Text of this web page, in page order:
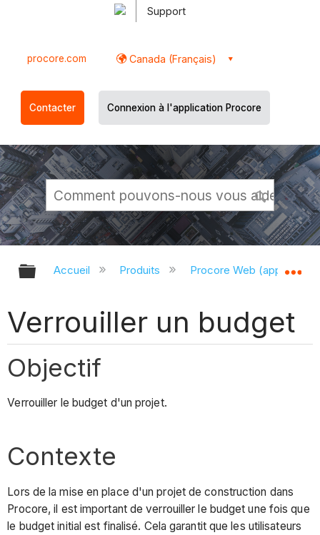
Support
procore.com Canada (Français)
Contacter Connexion à l'application Procore
Développer/réduire la hiérarchie
Accueil Produits Procore Web
Verrouiller un budget
Objectif
Verrouiller le budget d'un projet.
Contexte
Lors de la mise en place d'un projet de construction dans
Procore, il est important de verrouiller le budget une fois que
le budget initial est finalisé. Cela garantit que les utilisateurs